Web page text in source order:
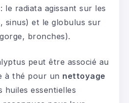
le radiata agissant sur les
sinus) et le globulus sur
bronches).
peut être associé au
à thé pour un nettoyage
huiles essentielles